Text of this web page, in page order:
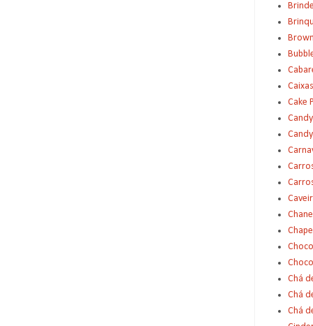
Cake
Candy
Chá
Chá
Chá